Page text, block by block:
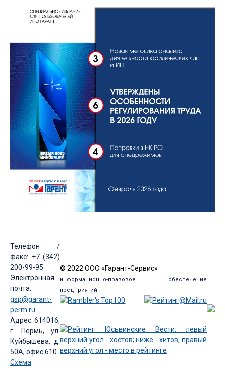
Телефон /
факс: +7 (342)
200-99-95
Электронная
почта:
gsp@garant-
perm.ru
Адрес: 614016,
г. Пермь, ул.
Куйбышева, д.
50А, офис 610
Схема
© 2022 ООО «Гарант-Сервис»
информационно-правовое обеспечение
предприятий